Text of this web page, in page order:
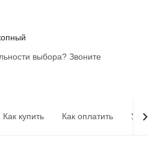
выбора? Звоните
Как купить Как оплатить